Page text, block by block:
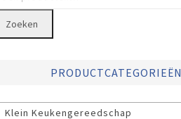
Zoeken
PRODUCTCATEGORIEËN
Klein Keukengereedschap